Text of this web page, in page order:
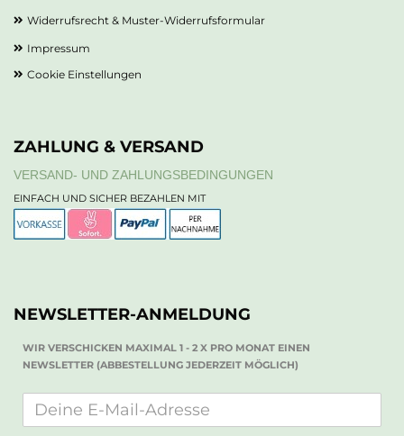
Widerrufsrecht & Muster-Widerrufsformular
Impressum
Cookie Einstellungen
ZAHLUNG & VERSAND
VERSAND- UND ZAHLUNGSBEDINGUNGEN
EINFACH UND SICHER BEZAHLEN MIT
NEWSLETTER-ANMELDUNG
WIR VERSCHICKEN MAXIMAL 1 - 2 X PRO MONAT EINEN
NEWSLETTER (ABBESTELLUNG JEDERZEIT MÖGLICH)